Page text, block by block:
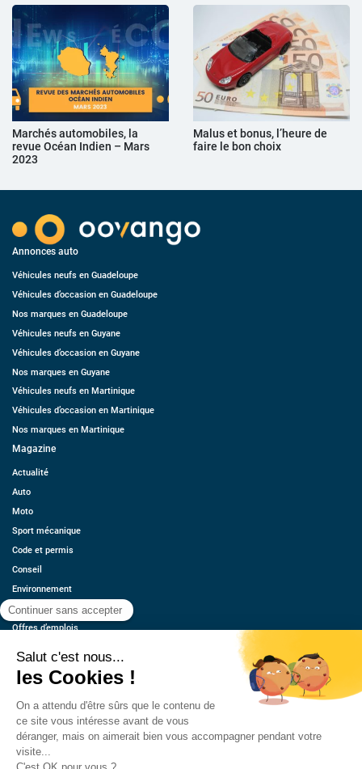
Marchés automobiles, la
revue Océan Indien – Mars
2023
Malus et bonus, l’heure de
faire le bon choix
Annonces auto
Véhicules neufs en Guadeloupe
Véhicules d’occasion en Guadeloupe
Nos marques en Guadeloupe
Véhicules neufs en Guyane
Véhicules d’occasion en Guyane
Nos marques en Guyane
Véhicules neufs en Martinique
Véhicules d’occasion en Martinique
Nos marques en Martinique
Magazine
Actualité
Auto
Moto
Sport mécanique
Code et permis
Conseil
Environnement
Économie
Offres d’emplois
Contact
Estimez votre voiture
Mentions légales